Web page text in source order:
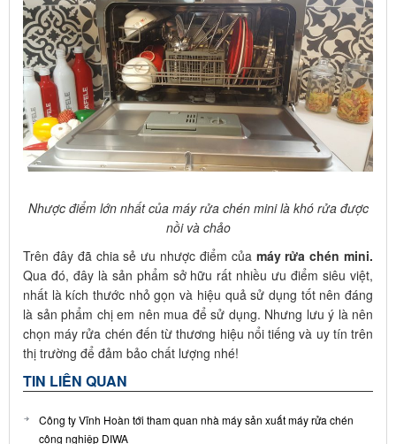
Nhược điểm lớn nhất của máy rửa chén mini là khó rửa được
nồi và chảo
Trên đây đã chia sẻ ưu nhược điểm của máy rửa chén mini.
Qua đó, đây là sản phẩm sở hữu rất nhiều ưu điểm siêu việt,
nhất là kích thước nhỏ gọn và hiệu quả sử dụng tốt nên đáng
là sản phẩm chị em nên mua để sử dụng. Nhưng lưu ý là nên
chọn máy rửa chén đến từ thương hiệu nổi tiếng và uy tín trên
thị trường để đảm bảo chất lượng nhé!
TIN LIÊN QUAN
Công ty Vĩnh Hoàn tới tham quan nhà máy sản xuất máy rửa chén
công nghiệp DIWA